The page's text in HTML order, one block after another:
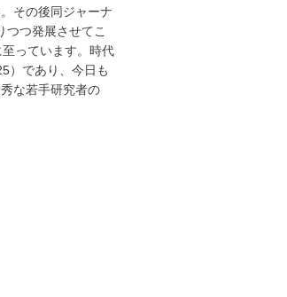
その後同ジャーナ
つ発展させてこ
っています。時代
）であり、今日も
な若手研究者の